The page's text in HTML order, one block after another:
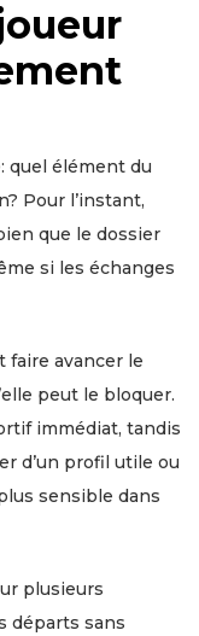
quel élément du
Pour l’instant,
que le dossier
si les échanges
faire avancer le
peut le bloquer.
immédiat, tandis
d’un profil utile ou
sensible dans
plusieurs
départs sans